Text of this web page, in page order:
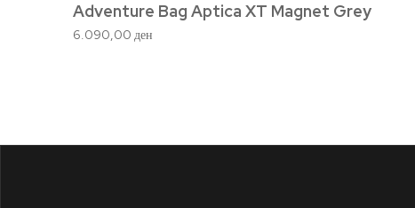
Adventure Bag Aptica XT Magnet Grey
6.090,00ден